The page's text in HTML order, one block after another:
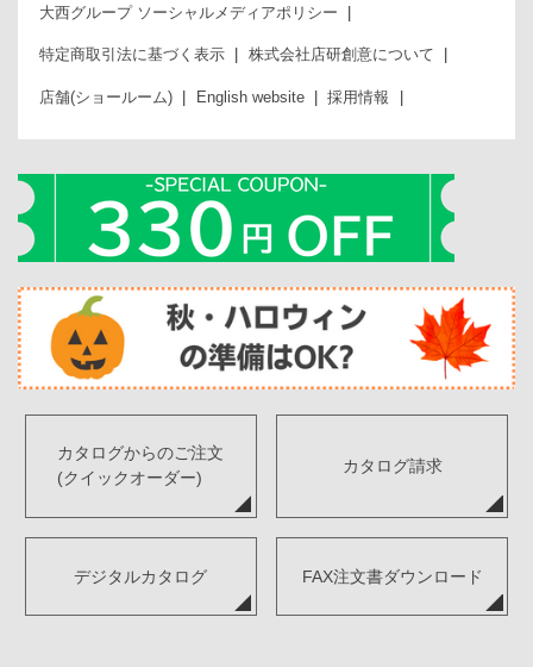
大西グループ ソーシャルメディアポリシー
特定商取引法に基づく表示 株式会社店研創意について
店舗(ショールーム) English website 採用情報
カタログからのご注文
(クイックオーダー)
カタログ請求
デジタルカタログ FAX注文書ダウンロード